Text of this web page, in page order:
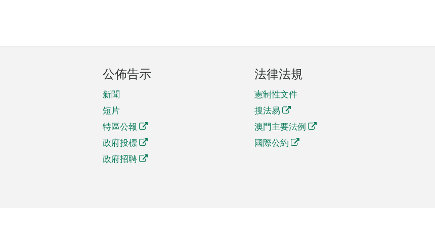
公佈告示
新聞
短片
特區公報
政府投標
政府招聘
法律法規
憲制性文件
搜法易
澳門主要法例
國際公約